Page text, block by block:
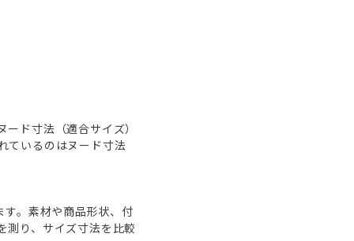
ド寸法（適合サイズ）
ているのはヌード寸法
。素材や商品形状、付
測り、サイズ寸法を比較